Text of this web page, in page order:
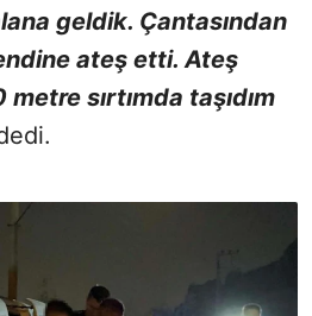
geldik. Çantasından
ateş etti. Ateş
sırtımda taşıdım